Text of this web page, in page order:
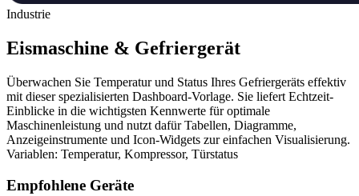
Industrie
Eismaschine & Gefriergerät
Überwachen Sie Temperatur und Status Ihres Gefriergeräts effektiv
mit dieser spezialisierten Dashboard-Vorlage. Sie liefert Echtzeit-
Einblicke in die wichtigsten Kennwerte für optimale
Maschinenleistung und nutzt dafür Tabellen, Diagramme,
Anzeigeinstrumente und Icon-Widgets zur einfachen Visualisierung.
Variablen: Temperatur, Kompressor, Türstatus
Empfohlene Geräte